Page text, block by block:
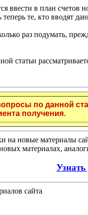
ввести в план счетов
теперь те, кто вводят
раз подумать,
статьи
по данной
получения.
на новые материалы
материалах,
сайта